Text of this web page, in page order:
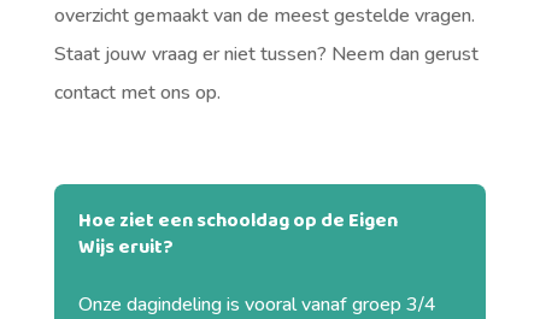
overzicht gemaakt van de meest gestelde vragen.
Staat jouw vraag er niet tussen? Neem dan gerust
contact met ons op.
Hoe ziet een schooldag op de Eigen
Wijs eruit?
Onze dagindeling is vooral vanaf groep 3/4